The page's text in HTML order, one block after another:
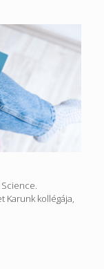
Karunk kollégája,